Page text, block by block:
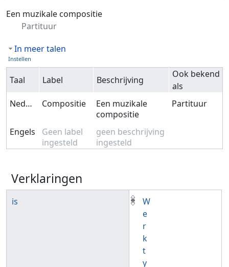
Ga naar:navigatie,zoeken
Een muzikale compositie
Partituur
In meer talen
Instellen
Taal Label Beschrijving
Ook bekend
als
Nederlands
Compositie
Een muzikale
compositie
Partituur
Engels
Geen label
ingesteld
geen beschrijving
ingesteld
Verklaringen
is
W
e
r
k
t
y